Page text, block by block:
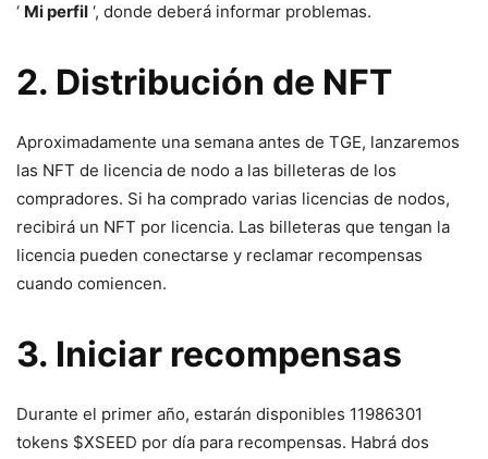
‘ Mi perfil ‘, donde deberá informar problemas.
2. Distribución de NFT
Aproximadamente una semana antes de TGE, lanzaremos
las NFT de licencia de nodo a las billeteras de los
compradores. Si ha comprado varias licencias de nodos,
recibirá un NFT por licencia. Las billeteras que tengan la
licencia pueden conectarse y reclamar recompensas
cuando comiencen.
3. Iniciar recompensas
Durante el primer año, estarán disponibles 11986301
tokens $XSEED por día para recompensas. Habrá dos